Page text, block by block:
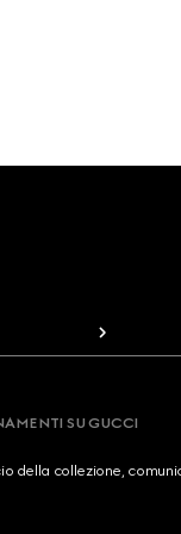
SU GUCCI
della collezione,